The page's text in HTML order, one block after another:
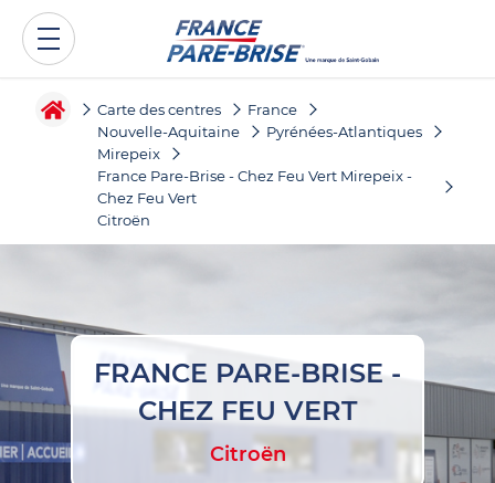
Carte des centres
France
Nouvelle-Aquitaine
Pyrénées-Atlantiques
Mirepeix
France Pare-Brise - Chez Feu Vert Mirepeix -
Chez Feu Vert
Citroën
FRANCE PARE-BRISE -
CHEZ FEU VERT
Citroën